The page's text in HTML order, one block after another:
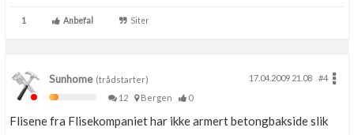
1 Anbefal Siter
Sunhome(trådstarter) 17.04.2009 21.08
#4
12
Bergen 0
Flisene fra Flisekompaniet har ikke armert betongbakside slik